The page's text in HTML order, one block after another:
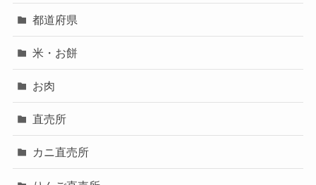
都道府県
米・お餅
お肉
直売所
カニ直売所